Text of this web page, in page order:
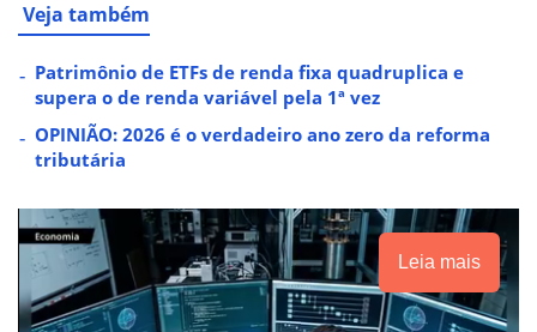
Veja também
Patrimônio de ETFs de renda fixa quadruplica e
supera o de renda variável pela 1ª vez
OPINIÃO: 2026 é o verdadeiro ano zero da reforma
tributária
Leia mais